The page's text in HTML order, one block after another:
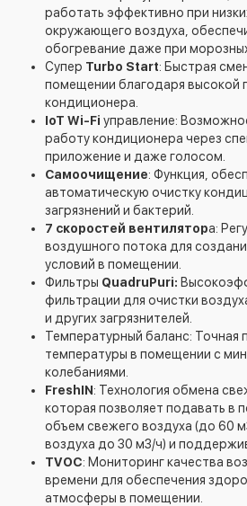
работать эффективно при
окружающего воздуха,
обогревание даже при
Супер Turbo Start: Быстрая
помещении благодаря высокой
кондиционера.
IoT Wi-Fi управление:
работу кондиционера через
приложение и даже голосом.
Самоочищение: Функция,
автоматическую очистку
загрязнений и бактерий.
7 скоростей вентилятора:
воздушного потока для
условий в помещении.
Фильтры QuadruPuri:
фильтрации для очистки
и других загрязнителей.
Температурный баланс: Точная
температуры в помещении с
колебаниями.
FreshIN: Технология обмена
которая позволяет подавать в
объем свежего воздуха (до 60
воздуха до 30 м3/ч) и
TVOC: Мониторинг качества
времени для обеспечения
атмосферы в помещении.